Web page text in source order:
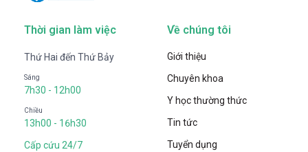
Thời gian làm việc
Thứ Hai đến Thứ Bảy
Sáng
7h30 - 12h00
Chiều
13h00 - 16h30
Cấp cứu 24/7
Về chúng tôi
Giới thiệu
Chuyên khoa
Y học thường thức
Tin tức
Tuyển dụng